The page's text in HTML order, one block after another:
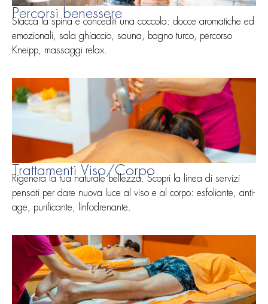
Percorsi benessere
Stacca la spina e concediti una coccola: docce aromatiche ed
emozionali, sala ghiaccio, sauna, bagno turco, percorso
Kneipp, massaggi relax.
Trattamenti Viso/Corpo
Rigenera la tua naturale bellezza. Scopri la linea di servizi
pensati per dare nuova luce al viso e al corpo: esfoliante, anti-
age, purificante, linfodrenante.